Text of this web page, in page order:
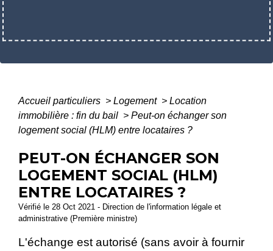
Accueil particuliers > Logement > Location
immobilière : fin du bail > Peut-on échanger son
logement social (HLM) entre locataires ?
PEUT-ON ÉCHANGER SON
LOGEMENT SOCIAL (HLM)
ENTRE LOCATAIRES ?
Vérifié le 28 Oct 2021 - Direction de l'information légale et
administrative (Première ministre)
L'échange est autorisé (sans avoir à fournir